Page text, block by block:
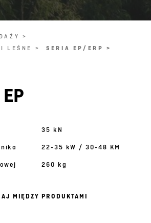
>
LEŚNE >
SERIA EP/ERP >
35 kN
22-35 kW / 30-48 KM
260 kg
MIĘDZY PRODUKTAMI